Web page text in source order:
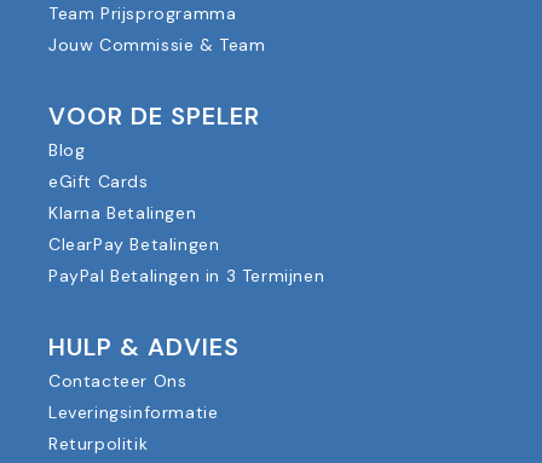
Team Prijsprogramma
Jouw Commissie & Team
VOOR DE SPELER
Blog
eGift Cards
Klarna Betalingen
ClearPay Betalingen
PayPal Betalingen in 3 Termijnen
HULP & ADVIES
Contacteer Ons
Leveringsinformatie
Returpolitik